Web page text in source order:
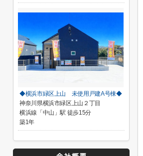
◆横浜市緑区上山 未使用戸建A号棟◆
神奈川県横浜市緑区上山２丁目
横浜線「中山」駅 徒歩15分
築1年